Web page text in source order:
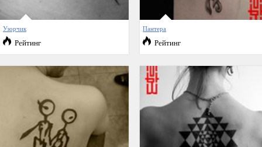
Узорчик
Рейтинг
Пантера
Рейтинг